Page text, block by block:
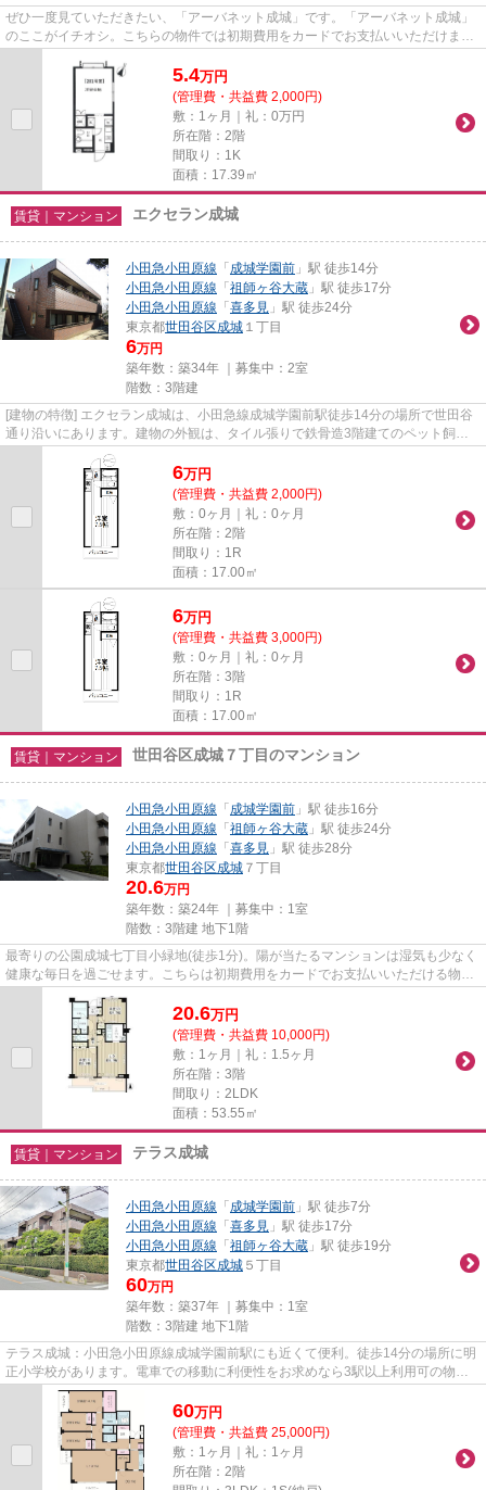
ぜひ一度見ていただきたい、「アーバネット成城」です。「アーバネット成城」
のここがイチオシ。こちらの物件では初期費用をカードでお支払いいただけま
す。近くに駅が3つあるため、用...
5.4万円
(管理費・共益費 2,000円)
敷：1ヶ月｜礼：0万円
所在階：2階
間取り：1K
面積：17.39㎡
賃貸｜マンション エクセラン成城
小田急小田原線 「成城学園前 」駅 徒歩14分
小田急小田原線 「祖師ヶ谷大蔵 」駅 徒歩17分
小田急小田原線 「喜多見 」駅 徒歩24分
東京都世田谷区成城 １丁目
6万円
築年数：築34年 ｜募集中： 2室
階数：3階建
[建物の特徴] エクセラン成城は、小田急線成城学園前駅徒歩14分の場所で世田谷
通り沿いにあります。建物の外観は、タイル張りで鉄骨造3階建てのペット飼育
可能なマンションです。 間取...
6万円
(管理費・共益費 2,000円)
敷：0ヶ月｜礼：0ヶ月
所在階：2階
間取り：1R
面積：17.00㎡
6万円
(管理費・共益費 3,000円)
敷：0ヶ月｜礼：0ヶ月
所在階：3階
間取り：1R
面積：17.00㎡
賃貸｜マンション 世田谷区成城７丁目のマンション
小田急小田原線 「成城学園前 」駅 徒歩16分
小田急小田原線 「祖師ヶ谷大蔵 」駅 徒歩24分
小田急小田原線 「喜多見 」駅 徒歩28分
東京都世田谷区成城 ７丁目
20.6万円
築年数：築24年 ｜募集中： 1室
階数：3階建 地下1階
最寄りの公園成城七丁目小緑地(徒歩1分)。陽が当たるマンションは湿気も少なく
健康な毎日を過ごせます。こちらは初期費用をカードでお支払いいただける物件
です。防犯対策もバッチリな...
20.6万円
(管理費・共益費 10,000円)
敷：1ヶ月｜礼：1.5ヶ月
所在階：3階
間取り：2LDK
面積：53.55㎡
賃貸｜マンション テラス成城
小田急小田原線 「成城学園前 」駅 徒歩7分
小田急小田原線 「喜多見 」駅 徒歩17分
小田急小田原線 「祖師ヶ谷大蔵 」駅 徒歩19分
東京都世田谷区成城 ５丁目
60万円
築年数：築37年 ｜募集中： 1室
階数：3階建 地下1階
テラス成城：小田急小田原線成城学園前駅にも近くて便利。徒歩14分の場所に明
正小学校があります。電車での移動に利便性をお求めなら3駅以上利用可の物件
がおすすめです。ゴミ出しを楽...
60万円
(管理費・共益費 25,000円)
敷：1ヶ月｜礼：1ヶ月
所在階：2階